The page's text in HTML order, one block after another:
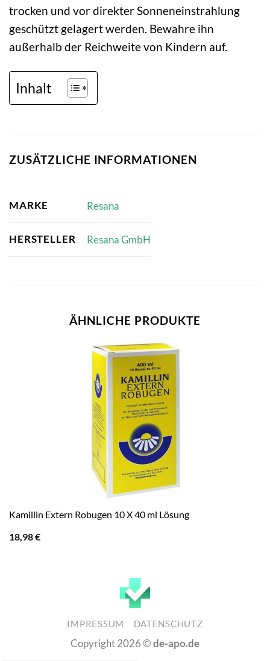
trocken und vor direkter Sonneneinstrahlung
geschützt gelagert werden. Bewahre ihn
außerhalb der Reichweite von Kindern auf.
Inhalt
ZUSÄTZLICHE INFORMATIONEN
MARKE Resana
HERSTELLER Resana GmbH
ÄHNLICHE PRODUKTE
Kamillin Extern Robugen 10 X 40 ml Lösung
18,98€
IMPRESSUM DATENSCHUTZ
Copyright 2026 ©de-apo.de